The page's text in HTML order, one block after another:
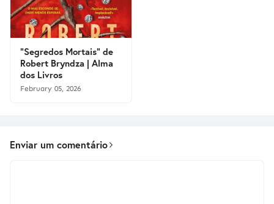
"Segredos Mortais" de
Robert Bryndza | Alma
dos Livros
February 05, 2026
Enviar um comentário